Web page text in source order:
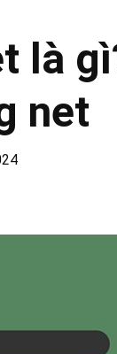
là
net